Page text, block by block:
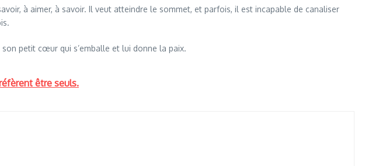
à aimer, à savoir. Il veut atteindre le sommet, et parfois, il est incapable de canaliser
petit cœur qui s’emballe et lui donne la paix.
être seuls.